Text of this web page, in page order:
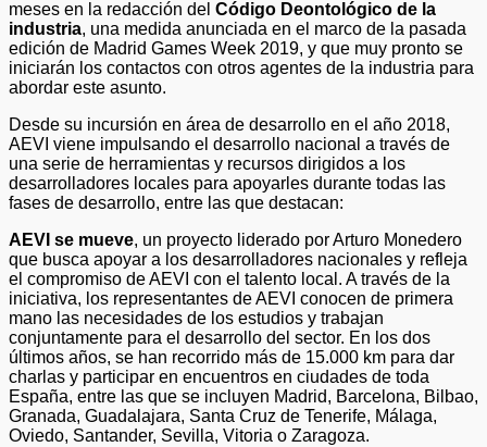
meses en la redacción del Código Deontológico de la
industria, una medida anunciada en el marco de la pasada
edición de Madrid Games Week 2019, y que muy pronto se
iniciarán los contactos con otros agentes de la industria para
abordar este asunto.
Desde su incursión en área de desarrollo en el año 2018,
AEVI viene impulsando el desarrollo nacional a través de
una serie de herramientas y recursos dirigidos a los
desarrolladores locales para apoyarles durante todas las
fases de desarrollo, entre las que destacan:
AEVI se mueve, un proyecto liderado por Arturo Monedero
que busca apoyar a los desarrolladores nacionales y refleja
el compromiso de AEVI con el talento local. A través de la
iniciativa, los representantes de AEVI conocen de primera
mano las necesidades de los estudios y trabajan
conjuntamente para el desarrollo del sector. En los dos
últimos años, se han recorrido más de 15.000 km para dar
charlas y participar en encuentros en ciudades de toda
España, entre las que se incluyen Madrid, Barcelona, Bilbao,
Granada, Guadalajara, Santa Cruz de Tenerife, Málaga,
Oviedo, Santander, Sevilla, Vitoria o Zaragoza.